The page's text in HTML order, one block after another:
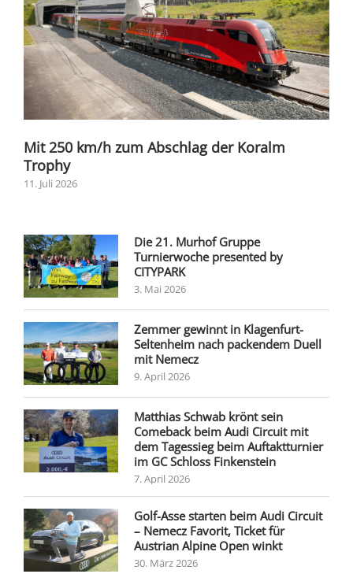
Mit 250 km/h zum Abschlag der Koralm
Trophy
11. Juli 2026
Die 21. Murhof Gruppe
Turnierwoche presented by
CITYPARK
3. Mai 2026
Zemmer gewinnt in Klagenfurt-
Seltenheim nach packendem Duell
mit Nemecz
9. April 2026
Matthias Schwab krönt sein
Comeback beim Audi Circuit mit
dem Tagessieg beim Auftaktturnier
im GC Schloss Finkenstein
7. April 2026
Golf-Asse starten beim Audi Circuit
– Nemecz Favorit, Ticket für
Austrian Alpine Open winkt
30. März 2026